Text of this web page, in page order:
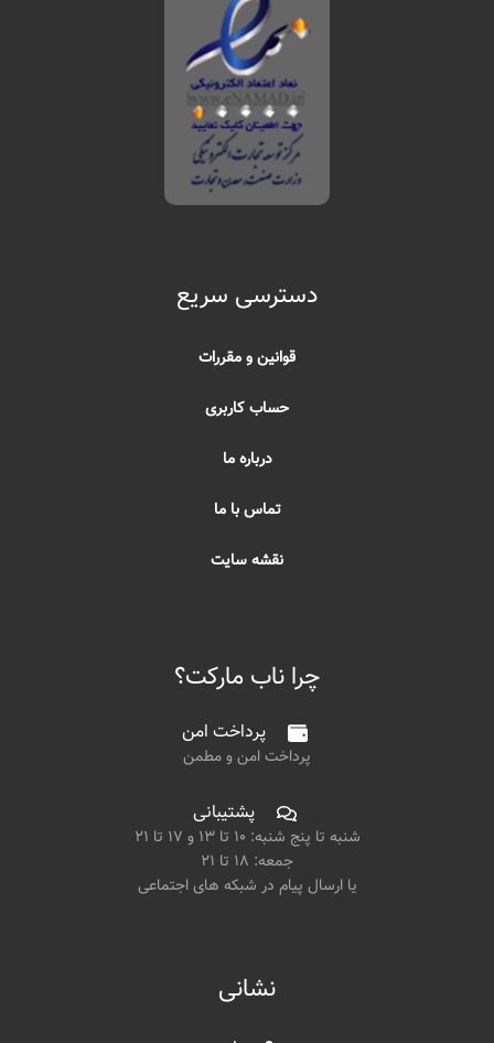
دسترسی سریع
قوانین و مقررات
حساب کاربری
درباره ما
تماس با ما
نقشه سایت
چرا ناب مارکت؟
پرداخت امن
پرداخت امن و مطمن
پشتیبانی
شنبه تا پنج شنبه: ۱۰ تا ۱۳ و ۱۷ تا ۲۱
جمعه: ۱۸ تا ۲۱
یا ارسال پیام در شبکه های اجتماعی
نشانی